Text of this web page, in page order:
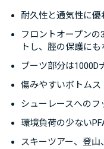
耐久性と通気性に優
フロントオープン
トし、脛の保護に
ブーツ部分は1000D
傷みやすいボトム
シューレースへの
環境負荷の少ない
スキーツアー、登